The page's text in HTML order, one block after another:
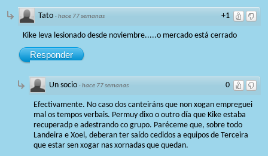
+1
Tato ·hace 77 semanas
Kike leva lesionado desde noviembre.....o mercado está cerrado
Responder
0
Un socio ·hace 77 semanas
Efectivamente. No caso dos canteiráns que non xogan empreguei
mal os tempos verbais. Permuy dixo o outro día que Kike estaba
recuperadp e adestrando co grupo. Paréceme que, sobre todo
Landeira e Xoel, deberan ter saído cedidos a equipos de Terceira
que estar sen xogar nas xornadas que quedan.